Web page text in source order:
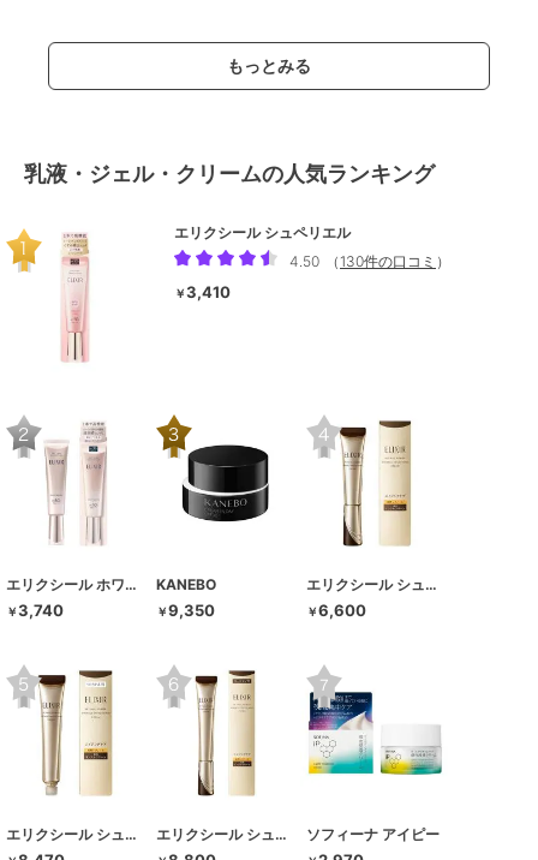
もっとみる
乳液・ジェル・クリームの人気ランキング
エリクシール シュペリエル
4.50
（ 130件の口コミ ）
￥3,410
エリクシール ホワイト
￥3,740
KANEBO
￥9,350
エリクシール シュペリエル
￥6,600
エリクシール シュペリエル エリクシール シュペリエル ソフィーナ アイピー